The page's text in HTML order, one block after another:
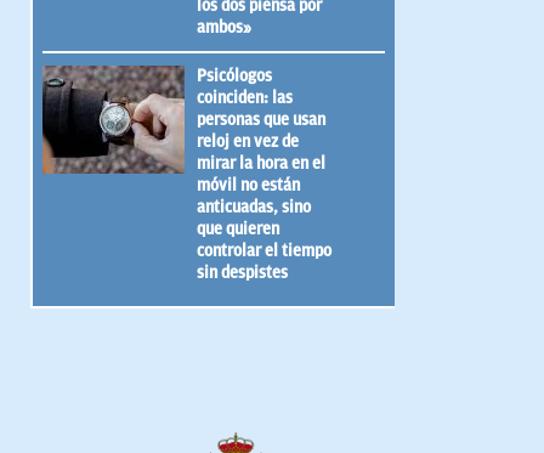
los dos piensa por
ambos»
Psicólogos
coinciden: las
personas que usan
reloj en vez de
mirar la hora en el
móvil no están
anticuadas, sino
que quieren
controlar el tiempo
sin despistes